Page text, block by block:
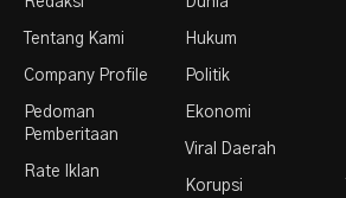
Tentang Kami
Company Profile
Pedoman
Pemberitaan
Rate Iklan
Hukum
Politik
Ekonomi
Viral Daerah
Korupsi